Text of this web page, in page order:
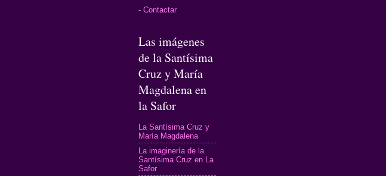
- Contactar
Las imágenes
de la Santísima
Cruz y María
Magdalena en
la Safor
La Santísima Cruz y
María Magdalena
La imaginería de la
Santísima Cruz en La
Safor